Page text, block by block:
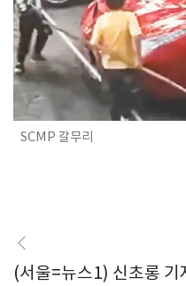
SCMP 갈무리
(서울=뉴스1) 신초롱 기